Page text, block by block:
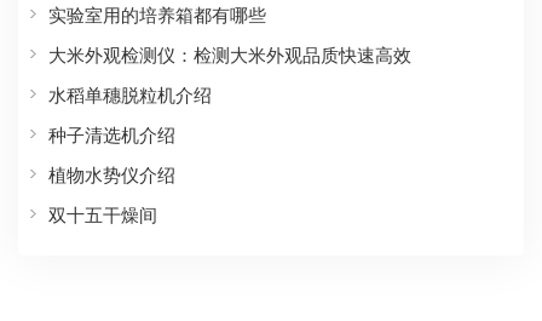
实验室用的培养箱都有哪些
大米外观检测仪：检测大米外观品质快速高效
水稻单穗脱粒机介绍
种子清选机介绍
植物水势仪介绍
双十五干燥间